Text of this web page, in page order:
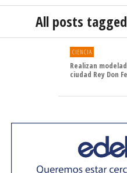
All posts
CIENCIA
Realizan
ciudad Rey Don